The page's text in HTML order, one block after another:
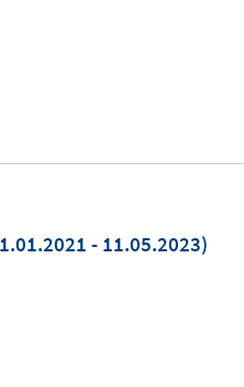
- 11.05.2023)